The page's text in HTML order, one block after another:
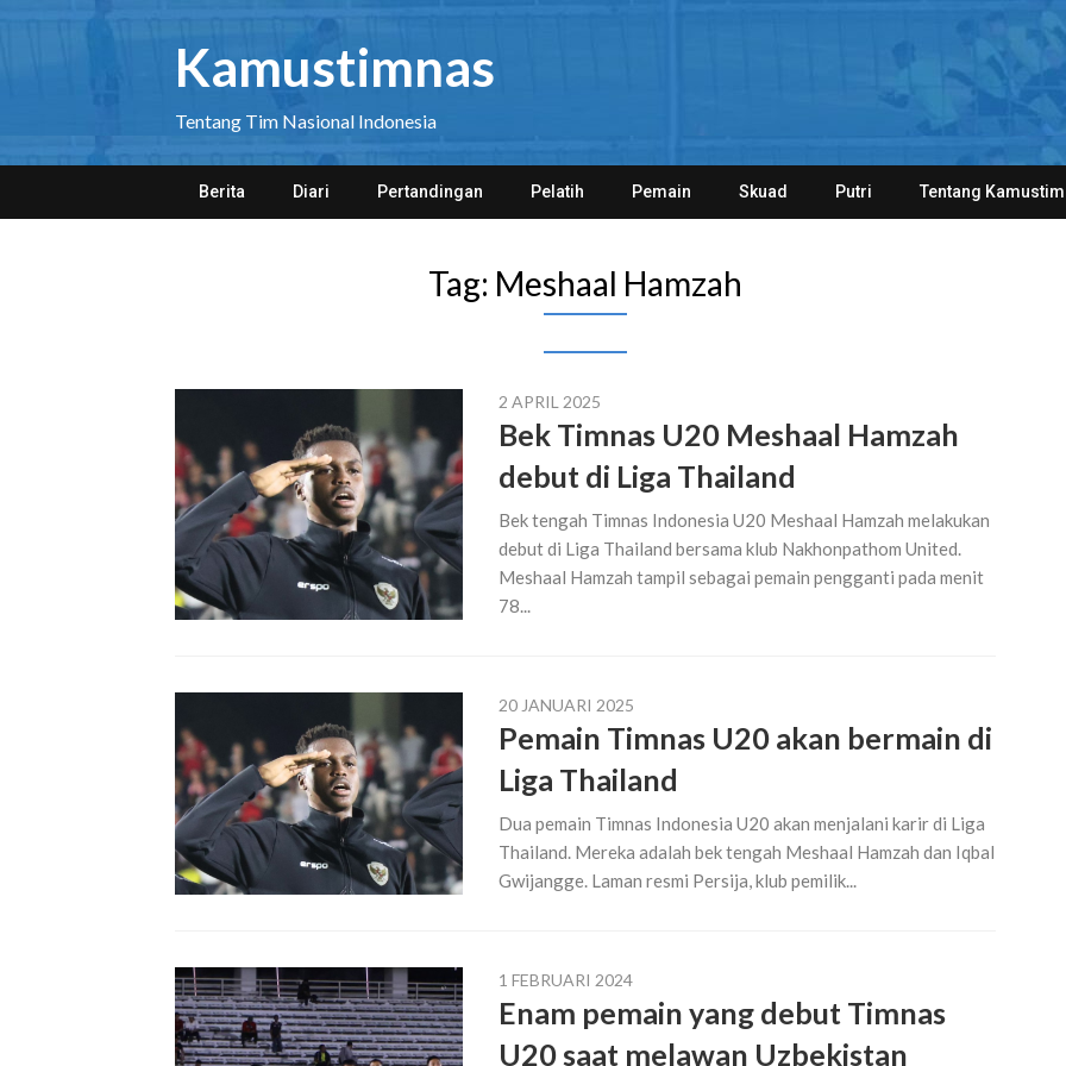
Kamustimnas
Tentang Tim Nasional Indonesia
Berita Diari Pertandingan Pelatih Pemain Skuad Putri Tentang
Tag: Meshaal Hamzah
2 APRIL 2025
Bek Timnas U20 Meshaal Hamzah
debut di Liga Thailand
Bek tengah Timnas Indonesia U20 Meshaal Hamzah melakukan
debut di Liga Thailand bersama klub Nakhonpathom United.
Meshaal Hamzah tampil sebagai pemain pengganti pada menit
78...
20 JANUARI 2025
Pemain Timnas U20 akan bermain di
Liga Thailand
Dua pemain Timnas Indonesia U20 akan menjalani karir di Liga
Thailand. Mereka adalah bek tengah Meshaal Hamzah dan Iqbal
Gwijangge. Laman resmi Persija, klub pemilik...
1 FEBRUARI 2024
Enam pemain yang debut Timnas
U20 saat melawan Uzbekistan